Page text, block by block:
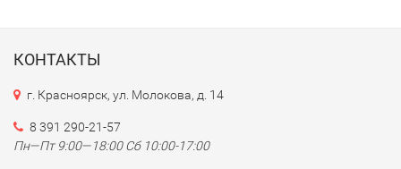
КОНТАКТЫ
г. Красноярск, ул. Молокова, д. 14
8 391 290-21-57
Пн—Пт 9:00—18:00 Сб 10:00-17:00